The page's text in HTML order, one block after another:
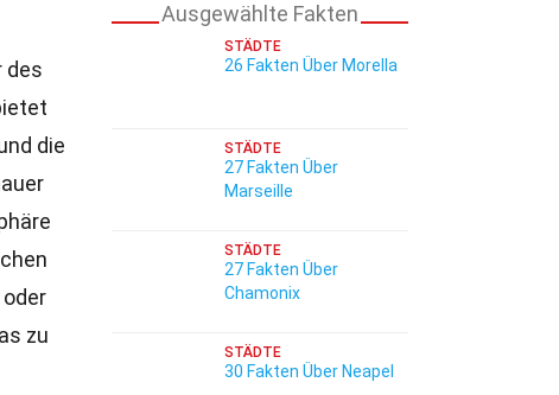
des
die
zu
Ausgewählte Fakten
STÄDTE
26 Fakten Über Morella
STÄDTE
27 Fakten Über
Marseille
STÄDTE
27 Fakten Über
Chamonix
STÄDTE
30 Fakten Über Neapel